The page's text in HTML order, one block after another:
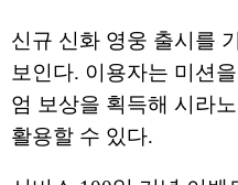
신규 신화 영웅 출시를
보인다. 이용자는 미션
엄 보상을 획득해 시라
활용할 수 있다.